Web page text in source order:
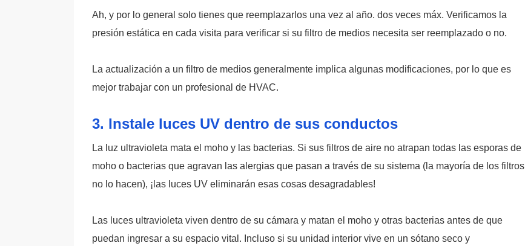
Ah, y por lo general solo tienes que reemplazarlos una vez al año. dos veces máx. Verificamos la
presión estática en cada visita para verificar si su filtro de medios necesita ser reemplazado o no.
La actualización a un filtro de medios generalmente implica algunas modificaciones, por lo que es
mejor trabajar con un profesional de HVAC.
3. Instale luces UV dentro de sus conductos
La luz ultravioleta mata el moho y las bacterias. Si sus filtros de aire no atrapan todas las esporas de
moho o bacterias que agravan las alergias que pasan a través de su sistema (la mayoría de los filtros
no lo hacen), ¡las luces UV eliminarán esas cosas desagradables!
Las luces ultravioleta viven dentro de su cámara y matan el moho y otras bacterias antes de que
puedan ingresar a su espacio vital. Incluso si su unidad interior vive en un sótano seco y